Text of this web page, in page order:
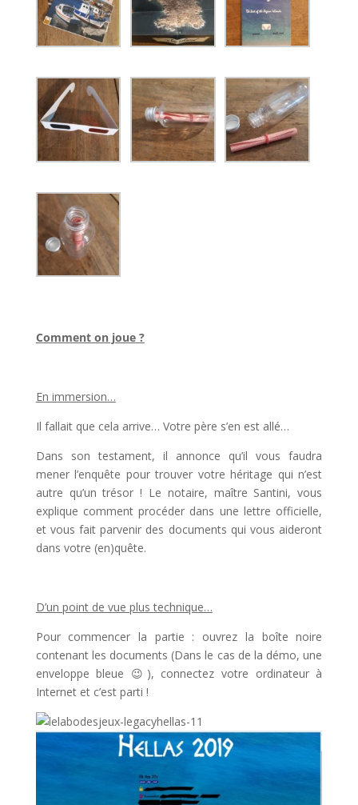
Comment on joue ?
En immersion…
Il fallait que cela arrive… Votre père s’en est allé…
Dans son testament, il annonce qu’il vous faudra
mener l’enquête pour trouver votre héritage qui n’est
autre qu’un trésor ! Le notaire, maître Santini, vous
explique comment procéder dans une lettre officielle,
et vous fait parvenir des documents qui vous aideront
dans votre (en)quête.
D’un point de vue plus technique…
Pour commencer la partie : ouvrez la boîte noire
contenant les documents (Dans le cas de la démo, une
enveloppe bleue 😉), connectez votre ordinateur à
Internet et c’est parti !